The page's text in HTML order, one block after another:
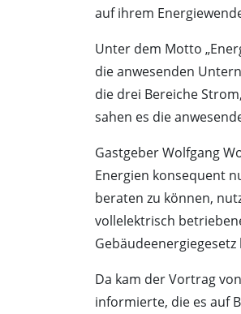
auf ihrem
Unter dem Motto
die anwesenden
die drei Bereiche
sahen es die
Gastgeber Wolfgang
Energien konsequent
beraten zu können,
vollelektrisch
Da kam der Vortrag
informierte, die es auf